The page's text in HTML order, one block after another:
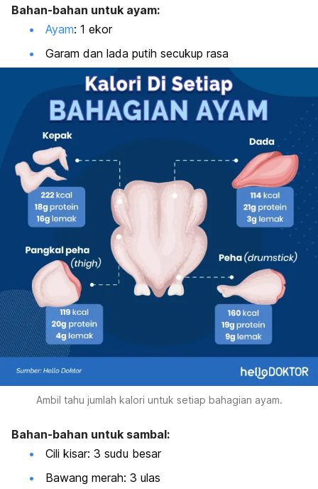
Bahan-bahan untuk ayam:
Ayam: 1 ekor
Garam dan lada putih secukup rasa
Ambil tahu jumlah kalori untuk setiap bahagian ayam.
Bahan-bahan untuk sambal:
Cili kisar: 3 sudu besar
Bawang merah: 3 ulas